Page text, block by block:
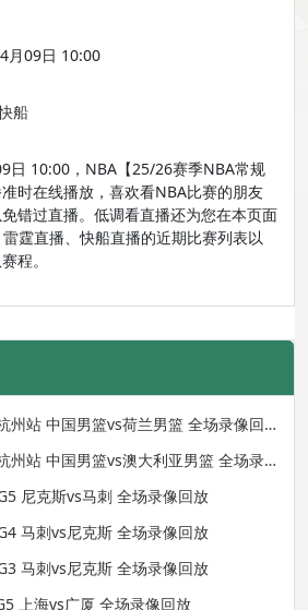
月09日 10:00
船
日 10:00，NBA【25/26赛季NBA常规
时在线播放，喜欢看NBA比赛的朋友
错过直播。低调看直播还为您在本页面
霆直播、快船直播的近期比赛列表以
程。
州站 中国男篮vs荷兰男篮 全场录像回
州站 中国男篮vs澳大利亚男篮 全场录
尼克斯vs马刺 全场录像回放
马刺vs尼克斯 全场录像回放
马刺vs尼克斯 全场录像回放
上海vs广厦 全场录像回放